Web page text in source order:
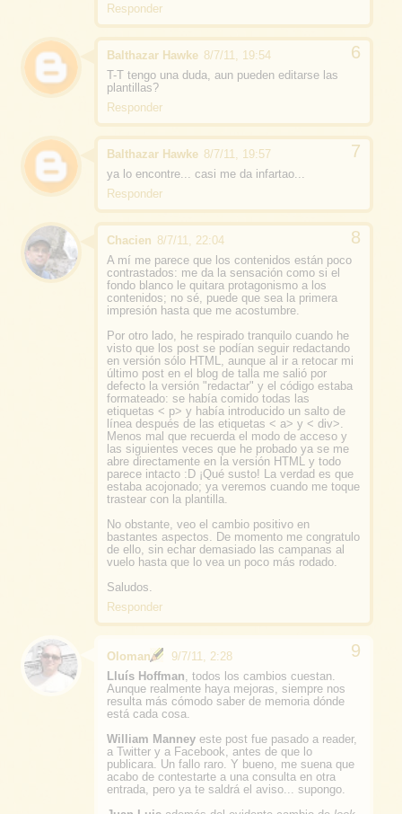
Responder
Balthazar Hawke 8/7/11, 19:54
T-T tengo una duda, aun pueden editarse las
plantillas?
Responder
Balthazar Hawke 8/7/11, 19:57
ya lo encontre... casi me da infartao...
Responder
Chacien 8/7/11, 22:04
A mí me parece que los contenidos están poco
contrastados: me da la sensación como si el
fondo blanco le quitara protagonismo a los
contenidos; no sé, puede que sea la primera
impresión hasta que me acostumbre.
Por otro lado, he respirado tranquilo cuando he
visto que los post se podían seguir redactando
en versión sólo HTML, aunque al ir a retocar mi
último post en el blog de talla me salió por
defecto la versión "redactar" y el código estaba
formateado: se había comido todas las
etiquetas < p> y había introducido un salto de
línea después de las etiquetas < a> y < div>.
Menos mal que recuerda el modo de acceso y
las siguientes veces que he probado ya se me
abre directamente en la versión HTML y todo
parece intacto :D ¡Qué susto! La verdad es que
estaba acojonado; ya veremos cuando me toque
trastear con la plantilla.
No obstante, veo el cambio positivo en
bastantes aspectos. De momento me congratulo
de ello, sin echar demasiado las campanas al
vuelo hasta que lo vea un poco más rodado.
Saludos.
Responder
Oloman
9/7/11, 2:28
Lluís Hoffman , todos los cambios cuestan.
Aunque realmente haya mejoras, siempre nos
resulta más cómodo saber de memoria dónde
está cada cosa.
William Manney este post fue pasado a reader,
a Twitter y a Facebook, antes de que lo
publicara. Un fallo raro. Y bueno, me suena que
acabo de contestarte a una consulta en otra
entrada, pero ya te saldrá el aviso... supongo.